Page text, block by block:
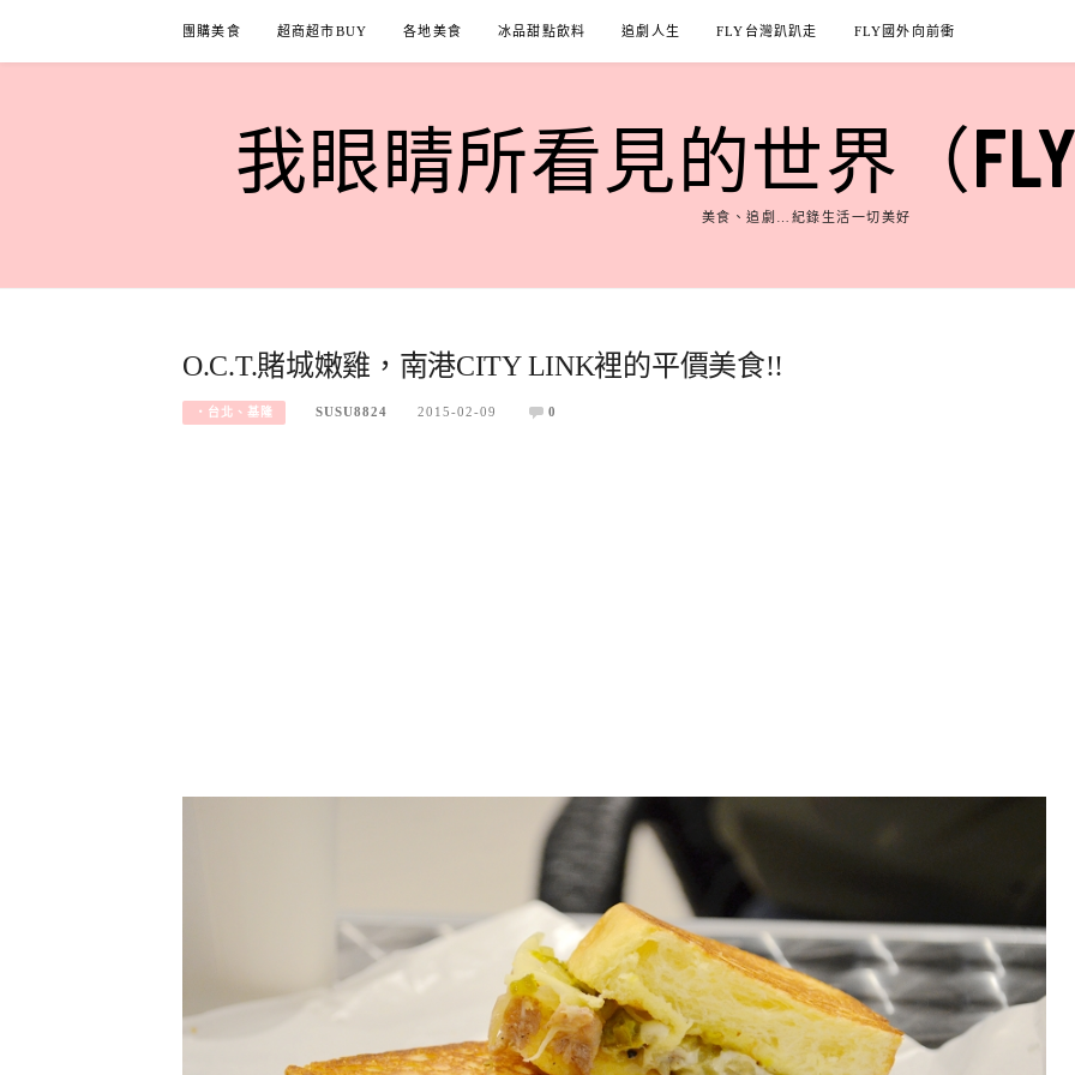
content
團購美食 超商超市BUY 各地美食 冰品甜點飲料 追劇人生 FLY台灣趴趴走 FLY國外向前衝
我眼睛所看見的世界（
美食、追劇…紀錄生活一切美好
O.C.T.賭城嫩雞，南港CITY LINK裡的平價美食!!
‧台北、基隆 SUSU8824 2015-02-09 0